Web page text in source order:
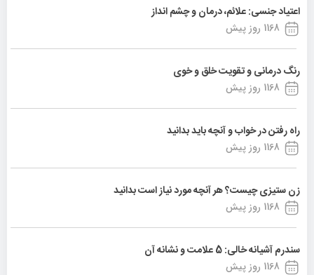
اعتیاد جنسی: علائم، درمان و چشم انداز
1168 روز پیش
رنگ درمانی و تقویت خلق و خوی
1168 روز پیش
راه رفتن در خواب و آنچه باید بدانید
1168 روز پیش
زن ستیزی چیست؟ هر آنچه مورد نیاز است بدانید
1168 روز پیش
سندرم آشیانه خالی: 5 علامت و نشانه آن
1168 روز پیش